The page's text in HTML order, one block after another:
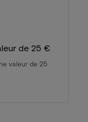
de 25 €
valeur de 25